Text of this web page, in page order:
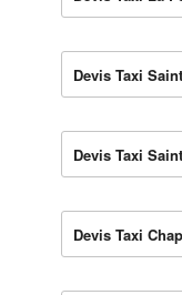
Devis Taxi
Devis Taxi
Devis Taxi